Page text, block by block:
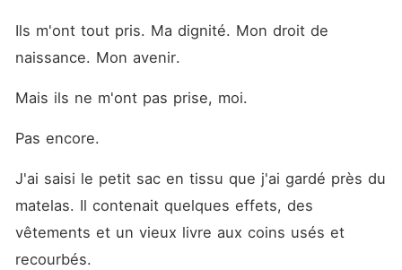
Ils m'ont tout pris. Ma dignité. Mon droit de
naissance. Mon avenir.
Mais ils ne m'ont pas prise, moi.
Pas encore.
J'ai saisi le petit sac en tissu que j'ai gardé près du
matelas. Il contenait quelques effets, des
vêtements et un vieux livre aux coins usés et
recourbés.